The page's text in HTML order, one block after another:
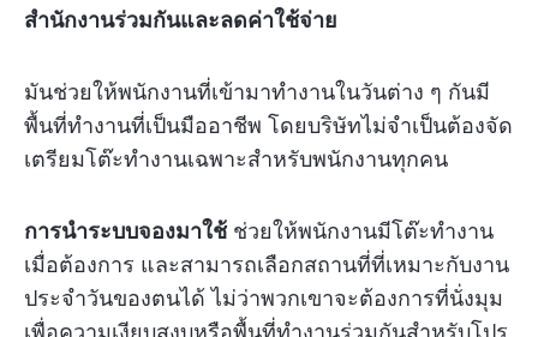
สำนักงานร่วมกันและลดค่าใช้จ่าย
มันช่วยให้พนักงานที่เข้ามาทำงานในวันต่าง ๆ กันมี
พื้นที่ทำงานที่เป็นมืออาชีพ โดยบริษัทไม่จำเป็นต้องจัด
เตรียมโต๊ะทำงานเฉพาะสำหรับพนักงานทุกคน
การนำระบบจองมาใช้ช่วยให้พนักงานมีโต๊ะทำงาน
เมื่อต้องการ และสามารถเลือกสถานที่ที่เหมาะกับงาน
ประจำวันของตนได้ ไม่ว่าพวกเขาจะต้องการที่นั่งมุม
เพื่อความเงียบสงบหรือพื้นที่ทำงานร่วมกันสำหรับโปร